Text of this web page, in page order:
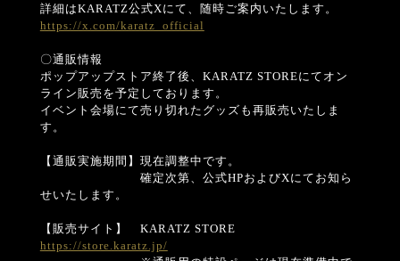
詳細はKARATZ公式Xにて、随時ご案内いたします。
https://x.com/karatz_official
〇通販情報
ポップアップストア終了後、KARATZ STOREにてオン
ライン販売を予定しております。
イベント会場にて売り切れたグッズも再販売いたしま
す。
【通販実施期間】現在調整中です。
確定次第、公式HPおよびXにてお知ら
せいたします。
【販売サイト】 KARATZ STORE
https://store.karatz.jp/